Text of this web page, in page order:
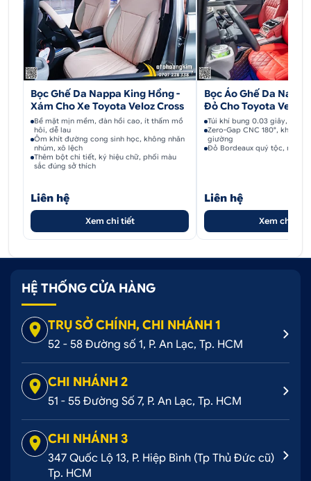
-
Tránh rửa xe, để xe hay đi xe dưới trời mưa
trong vòng 2 – 3 ngày đầu sau khi lắp đặt sản phẩm
Nhiệt độ môi trường khuyến nghị trên 20 độ,
lắp vào mùa đông thì nên dùng máy sấy để sấy làm
nóng keo.
II. Địa chỉ mua viền cong kính Veloz/Avanza
2022
Ô tô Hoàng Kim chuyên phân phối
Veloz/Avanza 2022
đẹp và giá tốt nhất. Để được
tư vấn và sản phẩm chính hãng, mọi người có thể
chọn 1 trong 3 cách sau:
CÁCH 2: MUA HÀNG TRÊN WEBSITE:
OTOHOANGKIM.COM
CÁCH 3: MUA HÀNG TRỰC TIẾP TẠI CỬA
HÀNG
Bọc Ghế Da Nappa King Hồng -
Xám Cho Xe Toyota Veloz Cross
Bề mặt mịn mềm, đàn hồi cao, ít thấm mồ
hôi, dễ lau
Ôm khít đường cong sinh học, không nhăn
nhúm, xô lệch
Thêm bột chi tiết, ký hiệu chữ, phối màu
sắc đúng sở thích
Liên hệ
Xem chi tiết
Bọc Áo Ghế Da
Đỏ Cho Toyota Veloz
Túi khí bung 0.03 giây, bảo
Zero-Gap CNC 180°, khoang
giường
Đỏ Bordeaux quý tộc, nâng
Liên hệ
Xem chi tiết
HỆ THỐNG CỬA HÀNG
TRỤ SỞ CHÍNH, CHI NHÁNH 1
52 - 58 Đường số 1, P. An Lạc, Tp. HCM
CHI NHÁNH 2
51 - 55 Đường Số 7, P. An Lạc, Tp. HCM
CHI NHÁNH 3
347 Quốc Lộ 13, P. Hiệp Bình (Tp Thủ Đức cũ)
Tp. HCM